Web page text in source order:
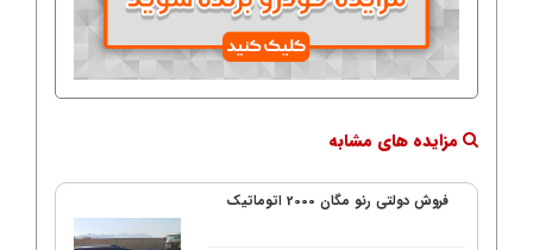
مزایده های مشابه
فروش دولتی رنو مگان 2000 اتوماتیک